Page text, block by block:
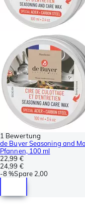
1 Bewertung
de Buyer Seasoning and
Pfannen, 100 ml
22,99 €
24,99 €
-8 %Spare 2,00